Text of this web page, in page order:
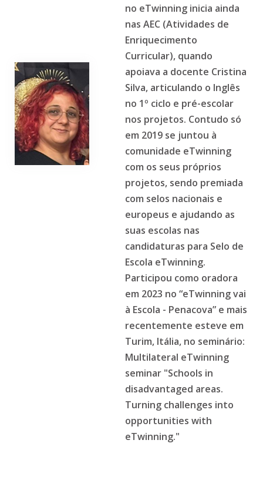
no eTwinning inicia ainda
nas AEC (Atividades de
Enriquecimento
Curricular), quando
apoiava a docente Cristina
Silva, articulando o Inglês
no 1º ciclo e pré-escolar
nos projetos. Contudo só
em 2019 se juntou à
comunidade eTwinning
com os seus próprios
projetos, sendo premiada
com selos nacionais e
europeus e ajudando as
suas escolas nas
candidaturas para Selo de
Escola eTwinning.
Participou como oradora
em 2023 no “eTwinning vai
à Escola - Penacova” e mais
recentemente esteve em
Turim, Itália, no seminário:
Multilateral eTwinning
seminar "Schools in
disadvantaged areas.
Turning challenges into
opportunities with
eTwinning."